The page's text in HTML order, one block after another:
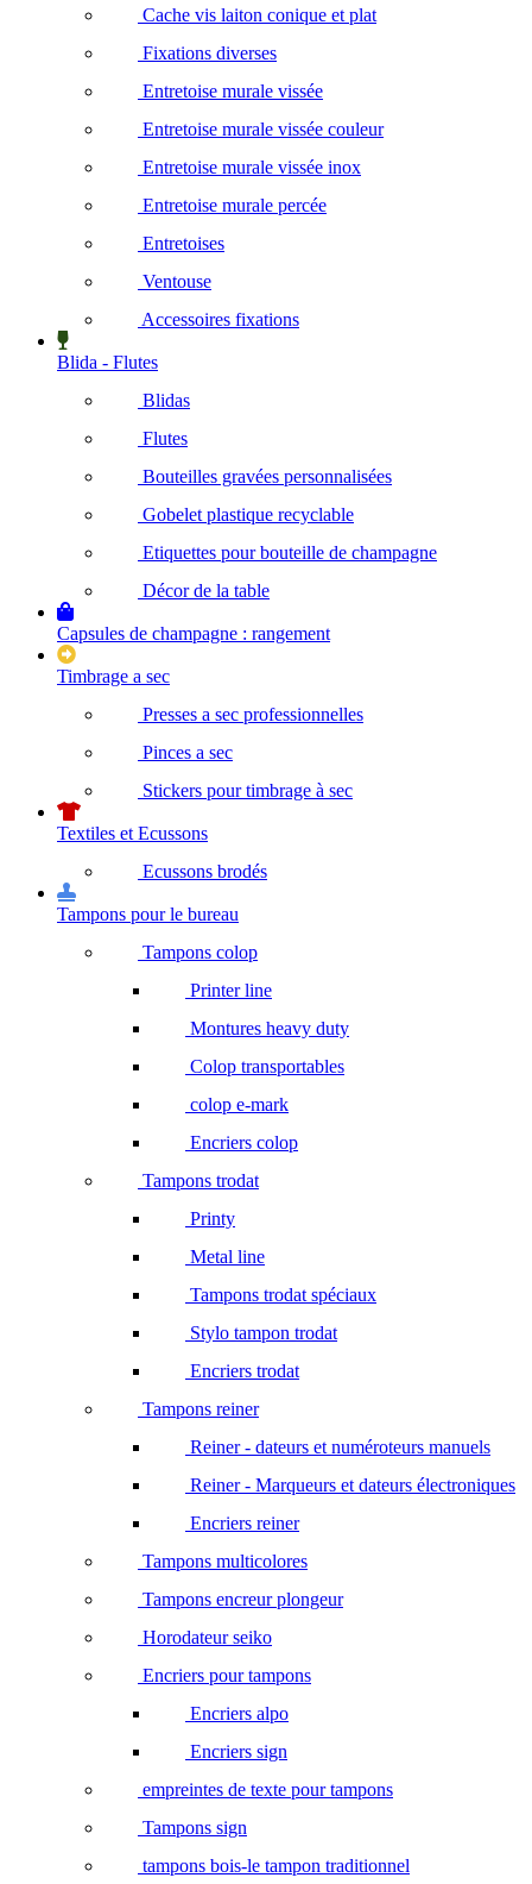
Cache vis laiton conique et plat
Fixations diverses
Entretoise murale vissée
Entretoise murale vissée couleur
Entretoise murale vissée inox
Entretoise murale percée
Entretoises
Ventouse
Accessoires fixations
Blida - Flutes
Blidas
Flutes
Bouteilles gravées personnalisées
Gobelet plastique recyclable
Etiquettes pour bouteille de champagne
Décor de la table
Capsules de champagne : rangement
Timbrage a sec
Presses a sec professionnelles
Pinces a sec
Stickers pour timbrage à sec
Textiles et Ecussons
Ecussons brodés
Tampons pour le bureau
Tampons colop
Printer line
Montures heavy duty
Colop transportables
colop e-mark
Encriers colop
Tampons trodat
Printy
Metal line
Tampons trodat spéciaux
Stylo tampon trodat
Encriers trodat
Tampons reiner
Reiner - dateurs et numéroteurs manuels
Reiner - Marqueurs et dateurs électroniques
Encriers reiner
Tampons multicolores
Tampons encreur plongeur
Horodateur seiko
Encriers pour tampons
Encriers alpo
Encriers sign
empreintes de texte pour tampons
Tampons sign
tampons bois-le tampon traditionnel